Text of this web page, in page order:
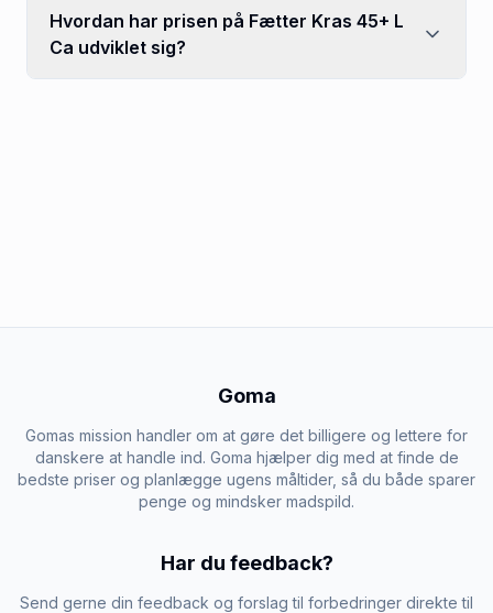
Hvordan har prisen på Fætter Kras 45+ L
Ca udviklet sig?
Goma
Gomas mission handler om at gøre det billigere og lettere for
danskere at handle ind. Goma hjælper dig med at finde de
bedste priser og planlægge ugens måltider, så du både sparer
penge og mindsker madspild.
Har du feedback?
Send gerne din feedback og forslag til forbedringer direkte til